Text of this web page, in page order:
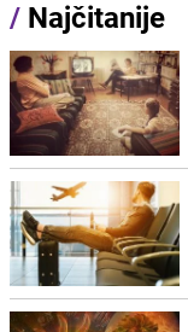
/ Najčitanije